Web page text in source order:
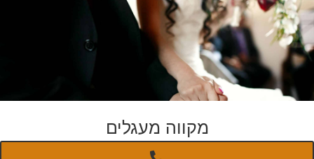
מקווה מעגלים